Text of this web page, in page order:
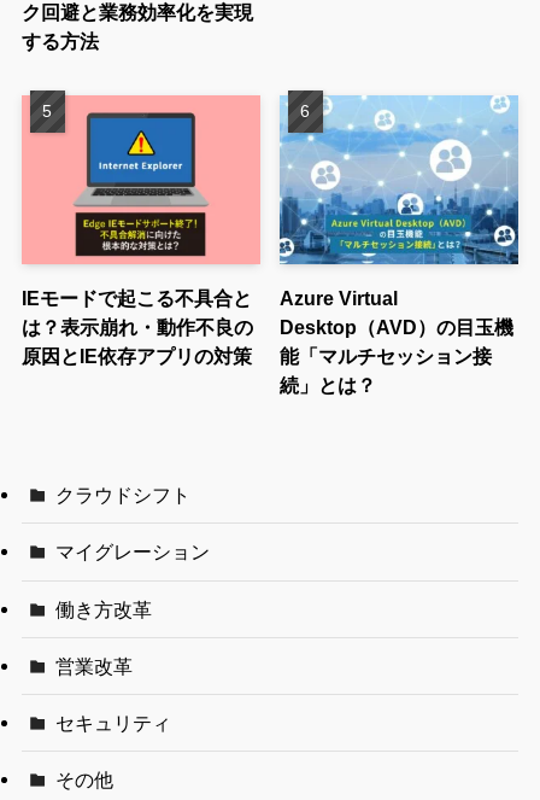
ク回避と業務効率化を実現
する方法
IEモードで起こる不具合と
は？表示崩れ・動作不良の
原因とIE依存アプリの対策
Azure Virtual
Desktop（AVD）の目玉機
能「マルチセッション接
続」とは？
クラウドシフト
マイグレーション
働き方改革
営業改革
セキュリティ
その他